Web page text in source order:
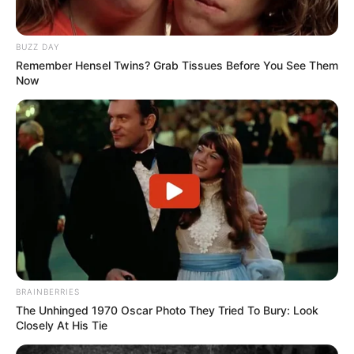
ΕΠΙΣΗΣ, ΣΤΗ ΣΥΝΕΧΕΙΑ ΘΑ ΦΑΝΟΥΝΟΙ ΕΠΙΠΤΩΣΕΙΣ
ΤΗΣ ΑΠΟΣΩΛΗΝΩΣΗΣ ΑΠΟ ΤΟΝ ΜΗΧΑΝΙΣΜΟ
ΚΡΑΤΙΚΗΣ ΣΤΗΡΙΞΗΣ
, ΕΝΩ ΚΡΙΣΙΜΟ ΓΙΑ ΤΟ ΜΕΛΛΟΝ
ΧΙΛΙΑΔΩΝ ΕΠΙΧΕΙΡΗΣΕΩΝ ΕΣΤΙΑΣΗΣ ΘΕΩΡΕΙΤΑΙ ΤΟ
ΦΘΙΝΟΠΩΡΟ, ΟΠΟΤΕ ΘΑ ΠΑΨΕΙ ΝΑ ΥΠΑΡΧΕΙ Η ΟΠΟΙΑ
ΤΟΝΩΣΗ ΑΠΟ ΤΟΝ ΤΟΥΡΙΣΜΟ.
ΑΓΩΓΕΣ ΚΑΤΑ ΤΟΥ
BUZZ DAY
Remember Hensel Twins? Grab Tissues Before You See Them
Now
BRAINBERRIES
The Unhinged 1970 Oscar Photo They Tried To Bury: Look
Closely At His Tie